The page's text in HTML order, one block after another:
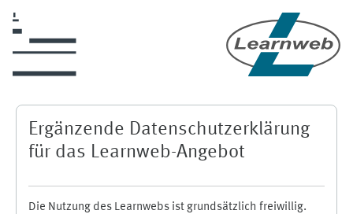
Ergänzende Datenschutzerklärung
für das Learnweb-Angebot
Die Nutzung des Learnwebs ist grundsätzlich freiwillig.